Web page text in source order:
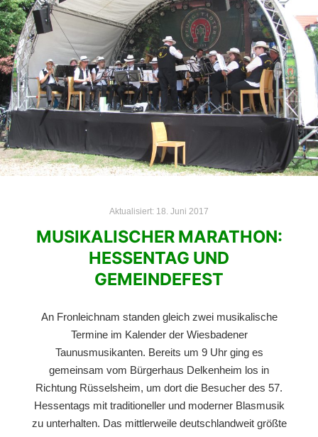
Aktualisiert: 18. Juni 2017
MUSIKALISCHER MARATHON:
HESSENTAG UND
GEMEINDEFEST
An Fronleichnam standen gleich zwei musikalische
Termine im Kalender der Wiesbadener
Taunusmusikanten. Bereits um 9 Uhr ging es
gemeinsam vom Bürgerhaus Delkenheim los in
Richtung Rüsselsheim, um dort die Besucher des 57.
Hessentags mit traditioneller und moderner Blasmusik
zu unterhalten. Das mittlerweile deutschlandweit größte